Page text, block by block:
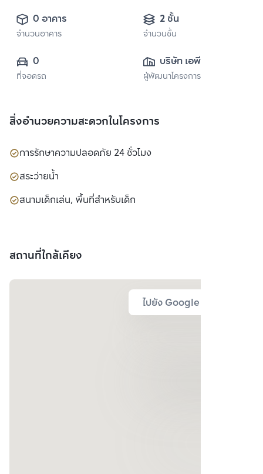
0 อาคาร
จำนวนอาคาร
2 ชั้น
จำนวนชั้น
0
ที่จอดรถ
บริษัท เอพี (ไทย
แลนด์)
ผู้พัฒนาโครงการ
สิ่งอำนวยความสะดวกในโครงการ
การรักษาความปลอดภัย 24 ชั่วโมง
สระว่ายน้ำ
สนามเด็กเล่น, พื้นที่สำหรับเด็ก
สถานที่ใกล้เคียง
ไปยัง Google Map